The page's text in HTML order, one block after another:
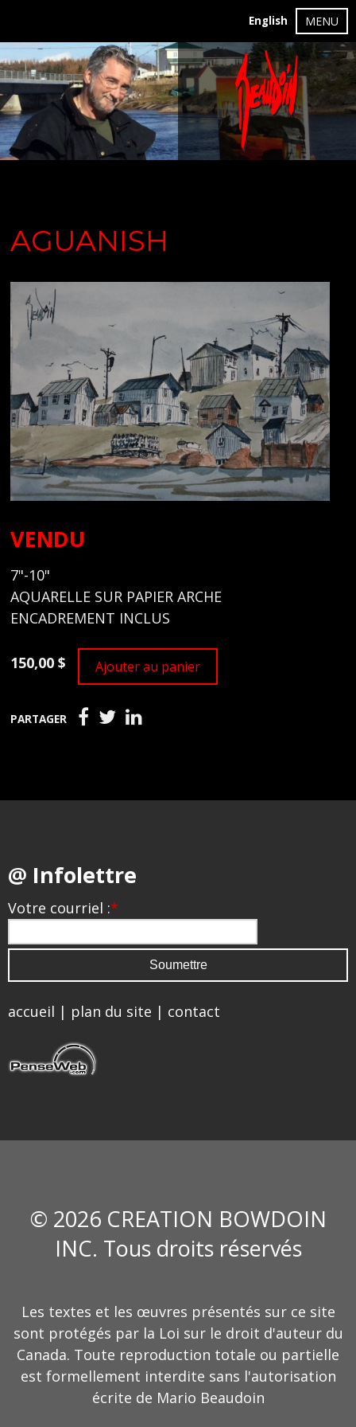
English MENU
AGUANISH
VENDU
7"-10"
AQUARELLE SUR PAPIER ARCHE
ENCADREMENT INCLUS
150,00 $ Ajouter au panier
PARTAGER
@ Infolettre
Votre courriel :*
accueil | plan du site | contact
© 2026 CREATION BOWDOIN
INC. Tous droits réservés
Les textes et les œuvres présentés sur ce site
sont protégés par la Loi sur le droit d'auteur du
Canada. Toute reproduction totale ou partielle
est formellement interdite sans l'autorisation
écrite de Mario Beaudoin